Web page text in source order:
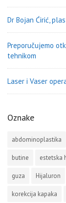
Dr Bojan Ćirić,
Preporučujemo
tehnikom
Laser i Vaser
Oznake
abdominoplastika
butine estetska
guza Hijaluron
korekcija kapaka